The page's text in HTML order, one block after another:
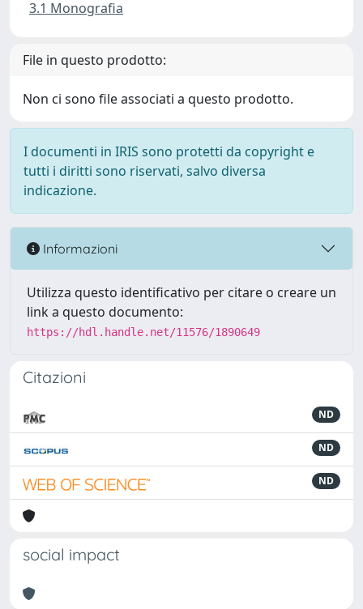
3.1 Monografia
File in questo prodotto:
Non ci sono file associati a questo prodotto.
I documenti in IRIS sono protetti da copyright e
tutti i diritti sono riservati, salvo diversa
indicazione.
Informazioni
Utilizza questo identificativo per citare o creare un
link a questo documento:
https://hdl.handle.net/11576/1890649
Citazioni
ND
ND
ND
social impact